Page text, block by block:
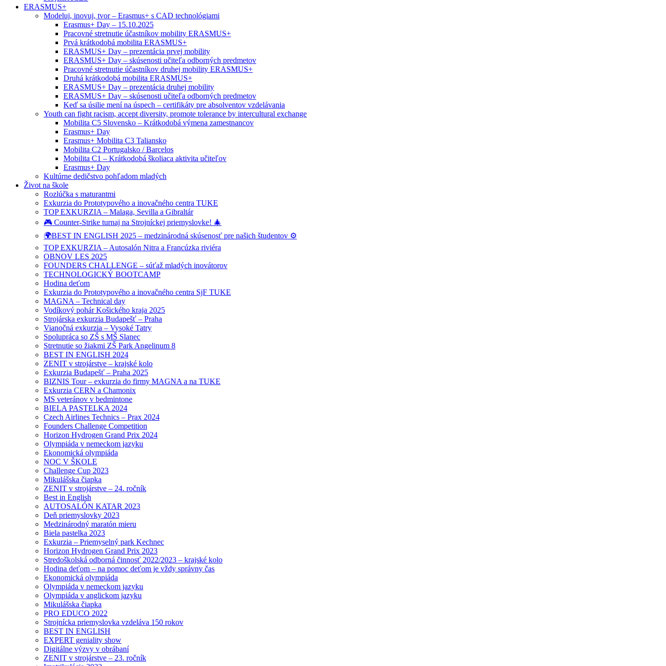
ERASMUS+
Modeluj, inovuj, tvor – Erasmus+ s CAD technológiami
Erasmus+ Day – 15.10.2025
Pracovné stretnutie účastníkov mobility ERASMUS+
Prvá krátkodobá mobilita ERASMUS+
ERASMUS+ Day – prezentácia prvej mobility
ERASMUS+ Day – skúsenosti učiteľa odborných predmetov
Pracovné stretnutie účastníkov druhej mobility ERASMUS+
Druhá krátkodobá mobilita ERASMUS+
ERASMUS+ Day – prezentácia druhej mobility
ERASMUS+ Day – skúsenosti učiteľa odborných predmetov
Keď sa úsilie mení na úspech – certifikáty pre absolventov vzdelávania
Youth can fight racism, accept diversity, promote tolerance by intercultural exchange
Mobilita C5 Slovensko – Krátkodobá výmena zamestnancov
Erasmus+ Day
Erasmus+ Mobilita C3 Taliansko
Mobilita C2 Portugalsko / Barcelos
Mobilita C1 – Krátkodobá školiaca aktivita učiteľov
Erasmus+ Day
Kultúrne dedičstvo pohľadom mladých
Život na škole
Rozlúčka s maturantmi
Exkurzia do Prototypového a inovačného centra TUKE
TOP EXKURZIA – Malaga, Sevilla a Gibraltár
🎮 Counter-Strike turnaj na Strojníckej priemyslovke! 🎄
🌍BEST IN ENGLISH 2025 – medzinárodná skúsenosť pre našich študentov ⚙️
TOP EXKURZIA – Autosalón Nitra a Francúzka riviéra
OBNOV LES 2025
FOUNDERS CHALLENGE – súťaž mladých inovátorov
TECHNOLOGICKÝ BOOTCAMP
Hodina deťom
Exkurzia do Prototypového a inovačného centra SjF TUKE
MAGNA – Technical day
Vodíkový pohár Košického kraja 2025
Strojárska exkurzia Budapešť – Praha
Vianočná exkurzia – Vysoké Tatry
Spolupráca so ZŠ s MŠ Slanec
Stretnutie so žiakmi ZŠ Park Angelinum 8
BEST IN ENGLISH 2024
ZENIT v strojárstve – krajské kolo
Exkurzia Budapešť – Praha 2025
BIZNIS Tour – exkurzia do firmy MAGNA a na TUKE
Exkurzia CERN a Chamonix
MS veteránov v bedmintone
BIELA PASTELKA 2024
Czech Airlines Technics – Prax 2024
Founders Challenge Competition
Horizon Hydrogen Grand Prix 2024
Olympiáda v nemeckom jazyku
Ekonomická olympiáda
NOC V ŠKOLE
Challenge Cup 2023
Mikulášska čiapka
ZENIT v strojárstve – 24. ročník
Best in English
AUTOSALÓN KATAR 2023
Deň priemyslovky 2023
Medzinárodný maratón mieru
Biela pastelka 2023
Exkurzia – Priemyselný park Kechnec
Horizon Hydrogen Grand Prix 2023
Stredoškolská odborná činnosť 2022/2023 – krajské kolo
Hodina deťom – na pomoc deťom je vždy správny čas
Ekonomická olympiáda
Olympiáda v nemeckom jazyku
Olympiáda v anglickom jazyku
Mikulášska čiapka
PRO EDUCO 2022
Strojnícka priemyslovka vzdeláva 150 rokov
BEST IN ENGLISH
EXPERT geniality show
Digitálne výzvy v obrábaní
ZENIT v strojárstve – 23. ročník